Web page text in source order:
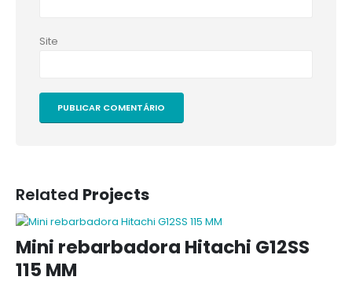
Site
Related Projects
Mini rebarbadora Hitachi G12SS
115 MM